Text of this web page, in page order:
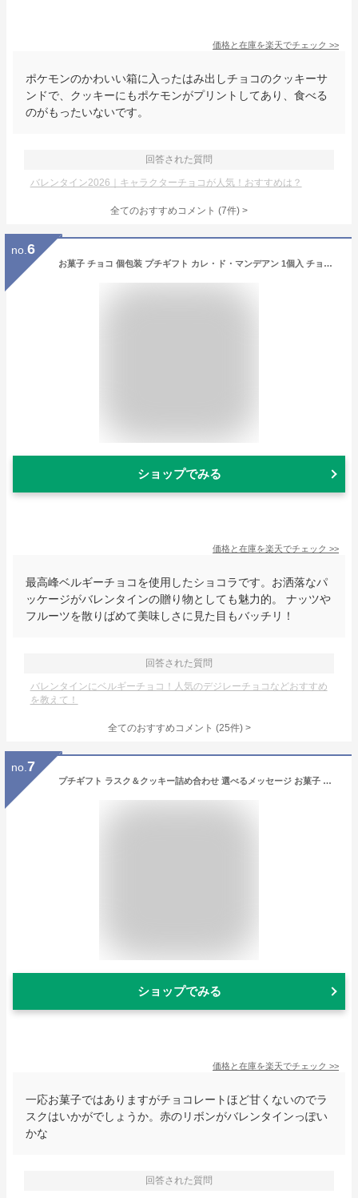
価格と在庫を楽天でチェック >>
ポケモンのかわいい箱に入ったはみ出しチョコのクッキーサ
ンドで、クッキーにもポケモンがプリントしてあり、食べる
のがもったいないです。
回答された質問
バレンタイン2026｜キャラクターチョコが人気！おすすめは？
全てのおすすめコメント (7件) >
no. 6
お菓子 チョコ 個包装 プチギフト カレ・ド・マンデアン 1個入 チョコレート ナッツ フルーツ 最高峰チョコ使用 ショコラ スイーツ ギフト いちご 抹茶 かわいい 可愛い 猫 ねこ 映える 人気 お返し ハロウィン お菓子 子供 職場 転勤 大量 まとめ買い ( 即日発送・土日除く)
ショップでみる
価格と在庫を楽天でチェック >>
最高峰ベルギーチョコを使用したショコラです。お洒落なパ
ッケージがバレンタインの贈り物としても魅力的。 ナッツや
フルーツを散りばめて美味しさに見た目もバッチリ！
回答された質問
バレンタインにベルギーチョコ！人気のデジレーチョコなどおすすめ
を教えて！
全てのおすすめコメント (25件) >
no. 7
プチギフト ラスク＆クッキー詰め合わせ 選べるメッセージ お菓子 個包装 退職 可愛い おしゃれ 挨拶 お返し ばらまき 大量 記念品 産休 卒園 卒業 卒団 入社 来店 祝い ヘクセン ガトーフェスタハラダ デパ地下 結婚式 プレゼント チョコ ホワイトデー 300円 500円以下
ショップでみる
価格と在庫を楽天でチェック >>
一応お菓子ではありますがチョコレートほど甘くないのでラ
スクはいかがでしょうか。赤のリボンがバレンタインっぽい
かな
回答された質問